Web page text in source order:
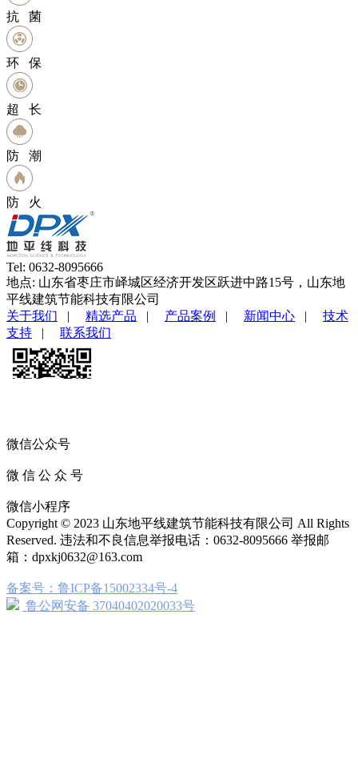
抗 菌
环 保
超 长
防 潮
防 火
Tel: 0632-8095666
地点: 山东省枣庄市峄城区经济开发区跃进中路15号，山东地
平线建筑节能科技有限公司
关于我们 | 精选产品 | 产品案例 | 新闻中心 | 技术
支持 | 联系我们
微信公众号
微 信 公 众 号
微信小程序
Copyright © 2023 山东地平线建筑节能科技有限公司 All Rights